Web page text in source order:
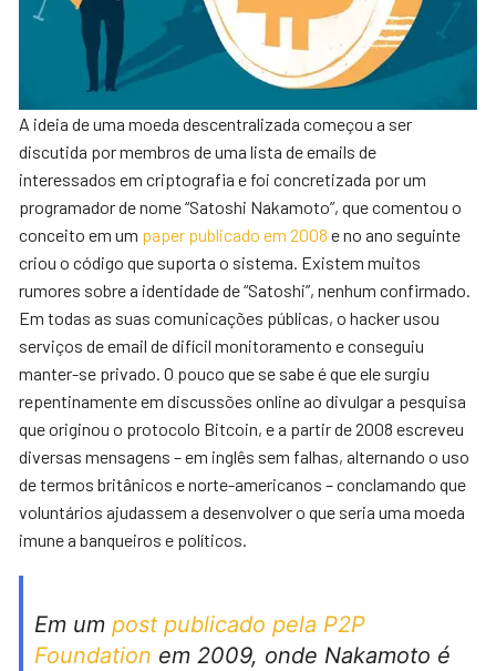
A ideia de uma moeda descentralizada começou a ser
discutida por membros de uma lista de emails de
interessados em criptografia e foi concretizada por um
programador de nome “Satoshi Nakamoto”, que comentou o
conceito em um paper publicado em 2008 e no ano seguinte
criou o código que suporta o sistema. Existem muitos
rumores sobre a identidade de “Satoshi”, nenhum confirmado.
Em todas as suas comunicações públicas, o hacker usou
serviços de email de difícil monitoramento e conseguiu
manter-se privado. O pouco que se sabe é que ele surgiu
repentinamente em discussões online ao divulgar a pesquisa
que originou o protocolo Bitcoin, e a partir de 2008 escreveu
diversas mensagens – em inglês sem falhas, alternando o uso
de termos britânicos e norte-americanos – conclamando que
voluntários ajudassem a desenvolver o que seria uma moeda
imune a banqueiros e políticos.
Em umpost publicado pela P2P
Foundation em 2009, onde Nakamoto é